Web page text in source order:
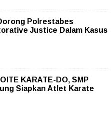
Polrestabes
Justice Dalam Kasus
KARATE-DO, SMP
Siapkan Atlet Karate